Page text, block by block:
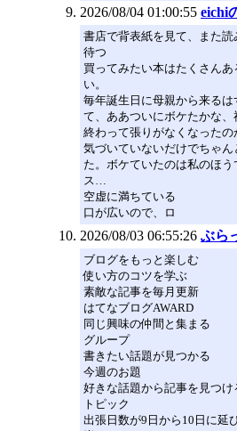
2026/08/04 01:00:55 eichi
書店で背表紙を見て、また
待つ
買ってみたい本はたくさん
い。
毎年誕生日に母親から来るは
て、ああついにボケたかな
終わって張りがなくなった
気づいていないだけでちゃ
た。ボケていたのは私のほ
ス…
空虚に満ちている
口が広いので、ロ
2026/08/03 06:55:26 ぶら
ブログをもっと楽しむ
使い方のコツを学ぶ
素敵な記事を毎月更新
はてなブログAWARD
同じ興味の仲間と集まる
グループ
書きたい話題が見つかる
今週のお題
好きな話題から記事を見つけ
トピック
出張日数が9日から10日に延